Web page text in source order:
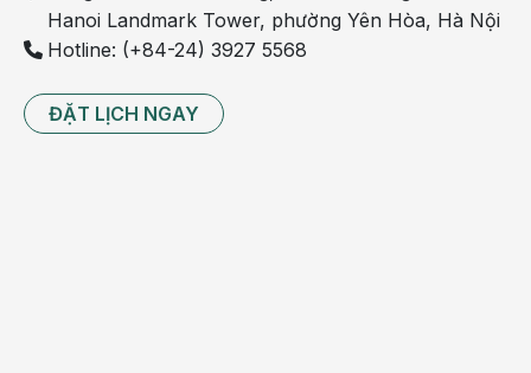
5 biện pháp phòng ngừa sỏi mật bạn cần
Bệnh sỏi mật có nguy cơ gây ra biến chứng nguy
Hanoi Landmark Tower, phường Yên Hòa, Hà Nội
Hotline: (+84-24) 3927 5568
ĐẶT LỊCH NGAY